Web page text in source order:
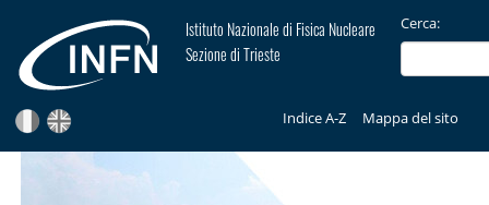
Istituto Nazionale di Fisica Nucleare
Sezione di Trieste
Cerca:
Indice A-Z Mappa del sito